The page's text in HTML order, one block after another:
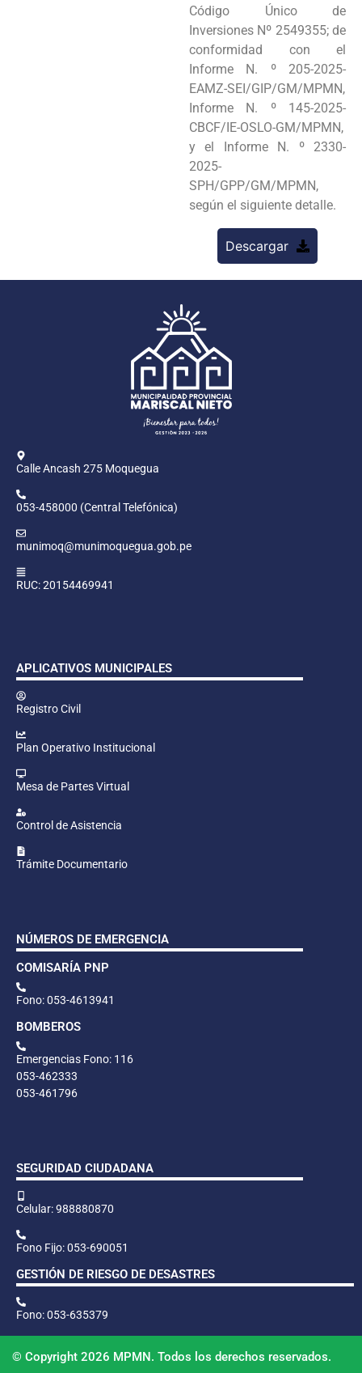
Código Único de
Inversiones Nº 2549355; de
conformidad con el
Informe N. º 205-2025-
EAMZ-SEI/GIP/GM/MPMN,
Informe N. º 145-2025-
CBCF/IE-OSLO-GM/MPMN,
y el Informe N. º 2330-
2025-
SPH/GPP/GM/MPMN,
según el siguiente detalle.
Descargar
Calle Ancash 275 Moquegua
053-458000 (Central Telefónica)
munimoq@munimoquegua.gob.pe
RUC: 20154469941
APLICATIVOS MUNICIPALES
Registro Civil
Plan Operativo Institucional
Mesa de Partes Virtual
Control de Asistencia
Trámite Documentario
NÚMEROS DE EMERGENCIA
COMISARÍA PNP
Fono: 053-4613941
BOMBEROS
Emergencias Fono: 116
053-462333
053-461796
SEGURIDAD CIUDADANA
Celular: 988880870
Fono Fijo: 053-690051
GESTIÓN DE RIESGO DE DESASTRES
Fono: 053-635379
© Copyright 2026 MPMN. Todos los derechos reservados.